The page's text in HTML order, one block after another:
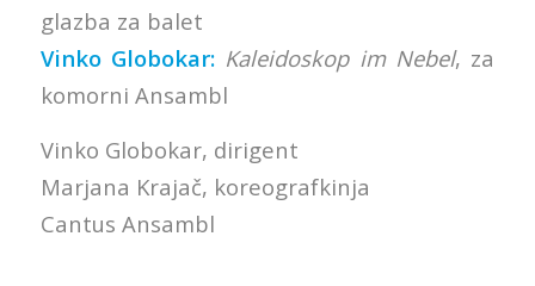
glazba za balet
Vinko Globokar: Kaleidoskop im Nebel, za
komorni Ansambl
Vinko Globokar, dirigent
Marjana Krajač, koreografkinja
Cantus Ansambl